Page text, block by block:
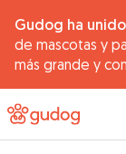
Gudog ha
de mascotas y
más grande y